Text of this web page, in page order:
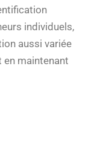
individuels,
aussi variée
maintenant